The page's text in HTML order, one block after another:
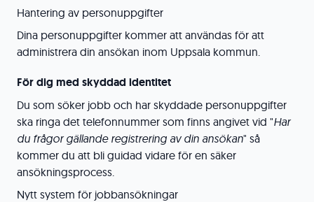
Hantering av personuppgifter
Dina personuppgifter kommer att användas för att
administrera din ansökan inom Uppsala kommun.
För dig med skyddad identitet
Du som söker jobb och har skyddade personuppgifter
ska ringa det telefonnummer som finns angivet vid "Har
du frågor gällande registrering av din ansökan" så
kommer du att bli guidad vidare för en säker
ansökningsprocess.
Nytt system för jobbansökningar